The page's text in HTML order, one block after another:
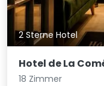
2 Sterne Hotel
Hotel de La
18 Zimmer